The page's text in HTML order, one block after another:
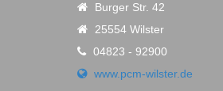
Burger Str. 42
25554 Wilster
04823 - 92900
www.pcm-wilster.de